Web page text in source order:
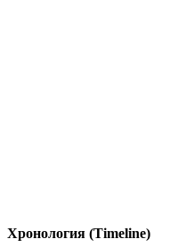
Хронология (Timeline)